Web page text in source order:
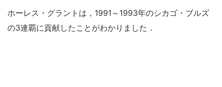
ホーレス・グラントは，1991～1993年のシカゴ・ブルズ
の3連覇に貢献したことがわかりました．